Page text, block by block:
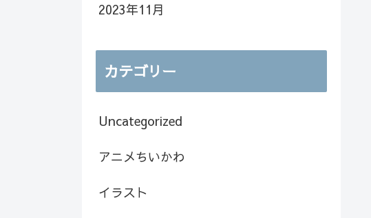
2023年11月
カテゴリー
Uncategorized
アニメちいかわ
イラスト